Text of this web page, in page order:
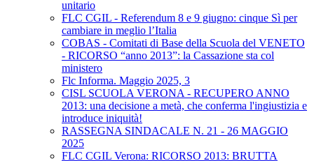
unitario
FLC CGIL - Referendum 8 e 9 giugno: cinque Sì per
cambiare in meglio l’Italia
COBAS - Comitati di Base della Scuola del VENETO
- RICORSO “anno 2013”: la Cassazione sta col
ministero
Flc Informa. Maggio 2025, 3
CISL SCUOLA VERONA - RECUPERO ANNO
2013: una decisione a metà, che conferma l'ingiustizia e
introduce iniquità!
RASSEGNA SINDACALE N. 21 - 26 MAGGIO
2025
FLC CGIL Verona: RICORSO 2013: BRUTTA